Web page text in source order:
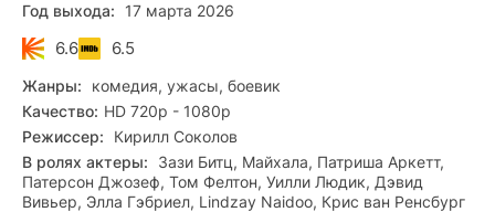
Год выхода:
17 марта 2026
6.6 6.5
Жанры:
комедия, ужасы, боевик
Качество: HD 720p - 1080p
Режиссер:
Кирилл Соколов
В ролях актеры:
Зази Битц, Майхала, Патриша Аркетт,
Патерсон Джозеф, Том Фелтон, Уилли Людик, Дэвид
Вивьер, Элла Гэбриел, Lindzay Naidoo, Крис ван Ренсбург